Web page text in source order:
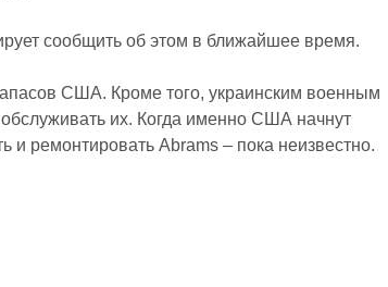
сообщить об этом в ближайшее время.
США. Кроме того, украинским военным
обслуживать их. Когда именно США начнут
и ремонтировать Abrams – пока неизвестно.